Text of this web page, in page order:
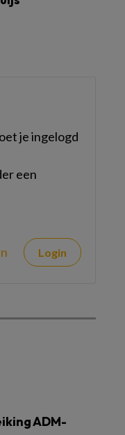
je ingelogd
een
Login
ADM-